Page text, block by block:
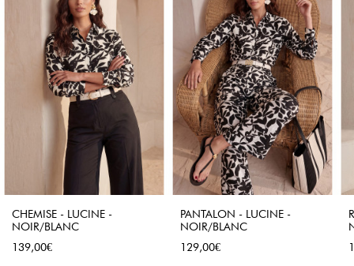
CHEMISE - LUCINE -
NOIR/BLANC
Prix
139,00€
PANTALON - LUCINE -
NOIR/BLANC
Prix
129,00€